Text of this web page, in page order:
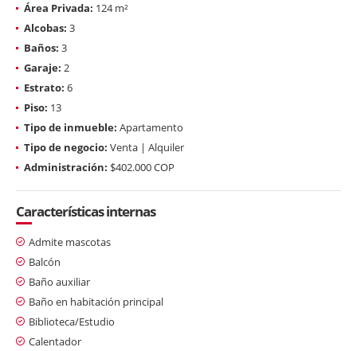
Área Privada: 124 m²
Alcobas: 3
Baños: 3
Garaje: 2
Estrato: 6
Piso: 13
Tipo de inmueble: Apartamento
Tipo de negocio: Venta | Alquiler
Administración: $402.000 COP
Características internas
Admite mascotas
Balcón
Baño auxiliar
Baño en habitación principal
Biblioteca/Estudio
Calentador